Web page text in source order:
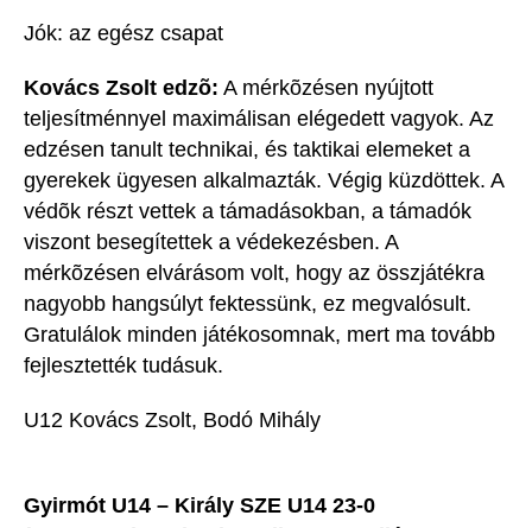
Jók: az egész csapat
Kovács Zsolt edzõ: A mérkõzésen nyújtott
teljesítménnyel maximálisan elégedett vagyok. Az
edzésen tanult technikai, és taktikai elemeket a
gyerekek ügyesen alkalmazták. Végig küzdöttek. A
védõk részt vettek a támadásokban, a támadók
viszont besegítettek a védekezésben. A
mérkõzésen elvárásom volt, hogy az összjátékra
nagyobb hangsúlyt fektessünk, ez megvalósult.
Gratulálok minden játékosomnak, mert ma tovább
fejlesztették tudásuk.
U12 Kovács Zsolt, Bodó Mihály
Gyirmót U14 – Király SZE U14 23-0